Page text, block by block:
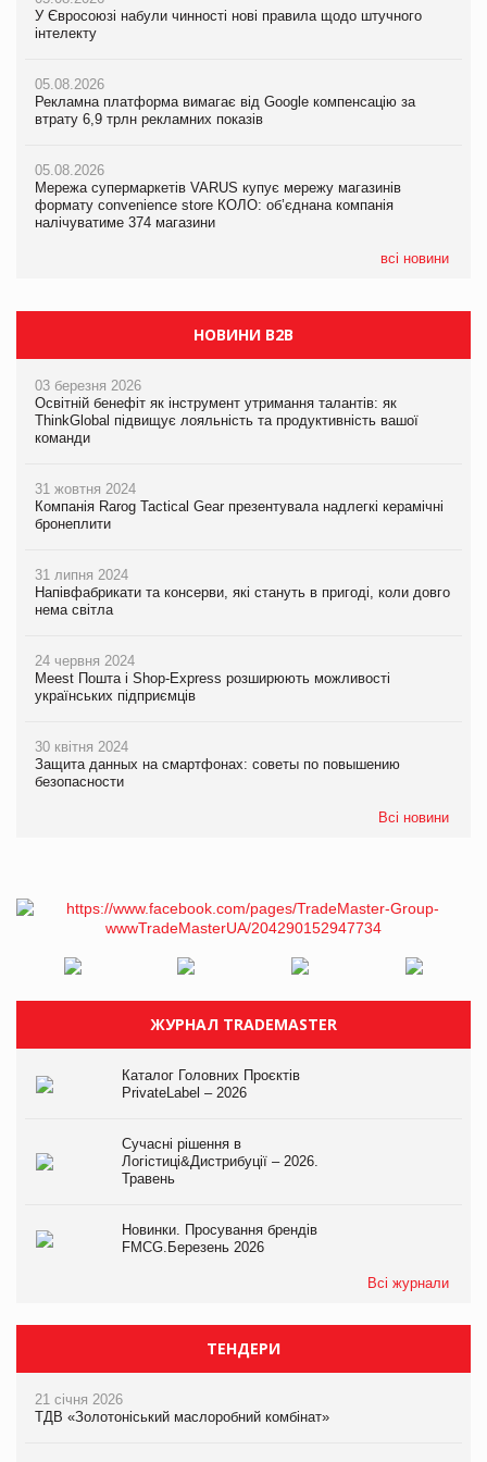
У Євросоюзі набули чинності нові правила щодо штучного
інтелекту
05.08.2026
Рекламна платформа вимагає від Google компенсацію за
втрату 6,9 трлн рекламних показів
05.08.2026
Мережа супермаркетів VARUS купує мережу магазинів
формату convenience store КОЛО: об’єднана компанія
налічуватиме 374 магазини
всі новини
05.08.2026
Смачне поповнення дитячого меню: у VARUS з’явилися
05.08.2026
Сергій Лісунов про заморожені хлібобулочні вироби на
04.08.2026
Через атаку РФ у Дніпрі пошкоджено склад шоколаду
Millennium
У Євросоюзі набули чинності нові правила щодо штучного
інтелекту
05.08.2026
Рекламна платформа вимагає від Google компенсацію за
втрату 6,9 трлн рекламних показів
05.08.2026
Adidas витратила понад $1 млрд на маркетинг за квартал
НОВИНИ B2B
03 березня 2026
Освітній бенефіт як інструмент утримання талантів: як
ThinkGlobal підвищує лояльність та продуктивність вашої
команди
31 жовтня 2024
Компанія Rarog Tactical Gear презентувала надлегкі керамічні
бронеплити
31 липня 2024
Напівфабрикати та консерви, які стануть в пригоді, коли довго
нема світла
24 червня 2024
Meest Пошта і Shop-Express розширюють можливості
українських підприємців
30 квітня 2024
Защита данных на смартфонах: советы по повышению
безопасности
Всі новини
ЖУРНАЛ TRADEMASTER
Каталог Головних Проєктів
PrivateLabel – 2026
Сучасні рішення в
Логістиці&Дистрибуції – 2026.
Травень
Новинки. Просування брендів
FMCG.Березень 2026
Всі журнали
ТЕНДЕРИ
21 січня 2026
ТДВ «Золотоніський маслоробний комбінат»